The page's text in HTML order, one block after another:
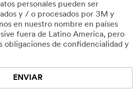
personales pueden ser
y / o procesados por 3M y
en nuestro nombre en países
fuera de Latino America, pero
obligaciones de confidencialidad y
ENVIAR